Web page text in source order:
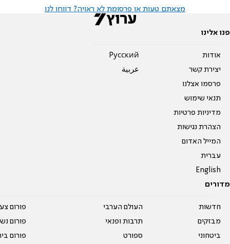
מצאתם טעות או פרסומת לא ראויה? דווחו לנו
פנו אלינו
אודות
יצירת קשר
פרסמו אצלנו
תנאי שימוש
מדיניות פרטיות
הצהרת נגישות
המייל האדום
עברית
English
Pусский
عربية
מדורים
חדשות
מבזקים
ביטחוני
העולם הערבי
תרבות ופנאי
ספורט
פורום
פורום
פורום